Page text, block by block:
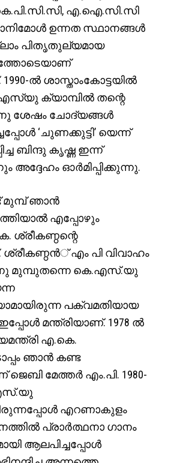
എ.ഐ.സി.സി
ഉന്നത സ്ഥാനങ്ങള്‍
പിതൃതുല്യമായ
1990-ല്‍ ശാസ്താംകോട്ടയില്‍
ക്യാമ്പില്‍ തന്റെ
ശേഷം ചോദ്യങ്ങള്‍
‘ചുണക്കുട്ടി’ യെന്ന്
ബിന്ദു കൃഷ്ണ ഇന്ന്
അദ്ദേഹം ഓര്‍മിപ്പിക്കുന്നു.
മുമ്പ് ഞാന്‍
എപ്പോഴും
ശ്രീകണ്ഠന്റെ
എം പി വിവാഹം
മുമ്പുതന്നെ കെ.എസ്.യു
പക്വമതിയായ
മന്ത്രിയാണ്. 1978 ല്‍
എ.കെ.
ഞാന്‍ കണ്ട
മേത്തര്‍ എം.പി. 1980-
എറണാകുളം
പ്രാര്‍ത്ഥനാ ഗാനം
ആലപിച്ചപ്പോള്‍